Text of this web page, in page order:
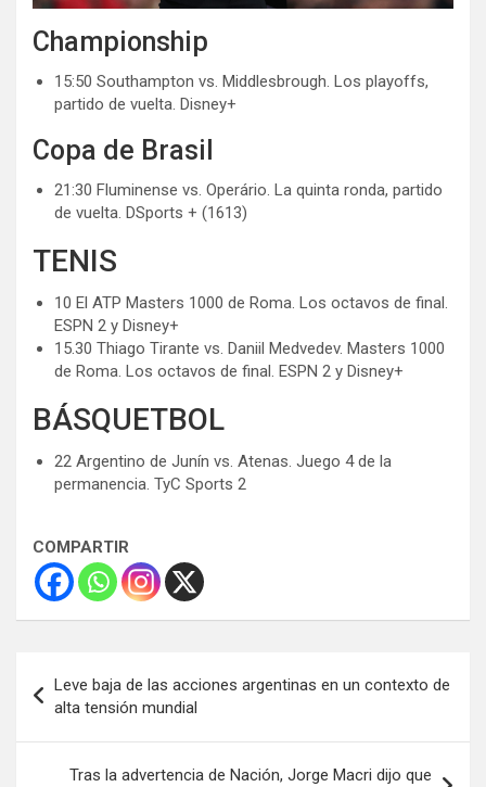
Championship
15:50 Southampton vs. Middlesbrough. Los playoffs,
partido de vuelta. Disney+
Copa de Brasil
21:30 Fluminense vs. Operário. La quinta ronda, partido
de vuelta. DSports + (1613)
TENIS
10 El ATP Masters 1000 de Roma. Los octavos de final.
ESPN 2 y Disney+
15.30 Thiago Tirante vs. Daniil Medvedev. Masters 1000
de Roma. Los octavos de final. ESPN 2 y Disney+
BÁSQUETBOL
22 Argentino de Junín vs. Atenas. Juego 4 de la
permanencia. TyC Sports 2
COMPARTIR
de
entradas
Leve baja de las acciones argentinas en un contexto de
alta tensión mundial
Tras la advertencia de Nación, Jorge Macri dijo que